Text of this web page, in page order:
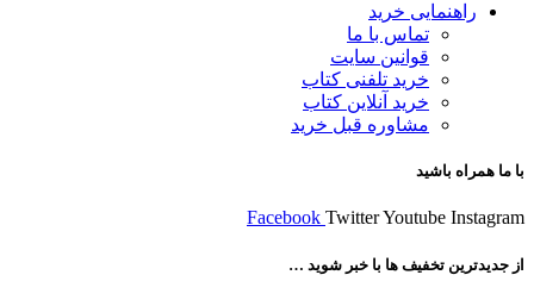
راهنمایی خرید
تماس با ما
قوانین سایت
خرید تلفنی کتاب
خرید آنلاین کتاب
مشاوره قبل خرید
با ما همراه باشید
Facebook TwitterYoutube Instagram
از جدیدترین تخفیف ها با خبر شوید …